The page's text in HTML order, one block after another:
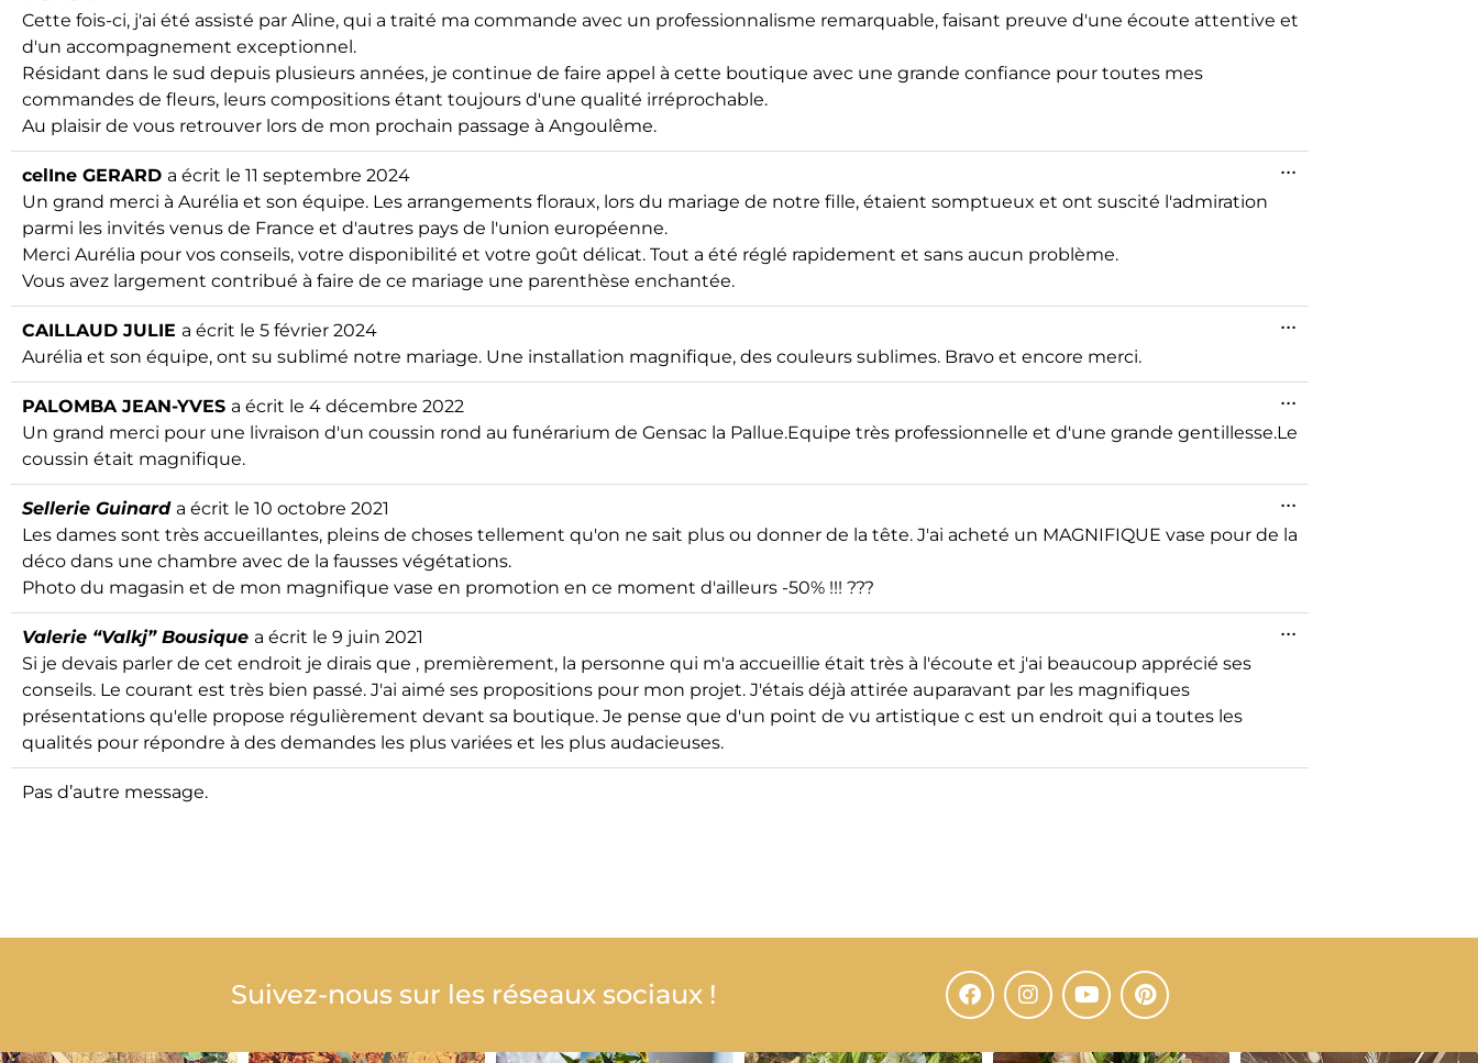
Cette fois-ci, j'ai été assisté par Aline, qui a traité ma commande avec un professionnalisme remarquable, faisant preuve d'une écoute attentive et
d'un accompagnement exceptionnel.
Résidant dans le sud depuis plusieurs années, je continue de faire appel à cette boutique avec une grande confiance pour toutes mes
commandes de fleurs, leurs compositions étant toujours d'une qualité irréprochable.
Au plaisir de vous retrouver lors de mon prochain passage à Angoulême.
celIne GERARD a écrit le 11 septembre 2024
Un grand merci à Aurélia et son équipe. Les arrangements floraux, lors du mariage de notre fille, étaient somptueux et ont suscité l'admiration
parmi les invités venus de France et d'autres pays de l'union européenne.
Merci Aurélia pour vos conseils, votre disponibilité et votre goût délicat. Tout a été réglé rapidement et sans aucun problème.
Vous avez largement contribué à faire de ce mariage une parenthèse enchantée.
...
CAILLAUD JULIE a écrit le 5 février 2024
Aurélia et son équipe, ont su sublimé notre mariage. Une installation magnifique, des couleurs sublimes. Bravo et encore merci.
...
PALOMBA JEAN-YVES a écrit le 4 décembre 2022
Un grand merci pour une livraison d'un coussin rond au funérarium de Gensac la Pallue.Equipe très professionnelle et d'une grande gentillesse.Le
coussin était magnifique.
...
Sellerie Guinard a écrit le 10 octobre 2021
Les dames sont très accueillantes, pleins de choses tellement qu'on ne sait plus ou donner de la tête. J'ai acheté un MAGNIFIQUE vase pour de la
déco dans une chambre avec de la fausses végétations.
Photo du magasin et de mon magnifique vase en promotion en ce moment d'ailleurs -50% !!! ???
...
Valerie “Valkj” Bousique a écrit le 9 juin 2021
Si je devais parler de cet endroit je dirais que , premièrement, la personne qui m'a accueillie était très à l'écoute et j'ai beaucoup apprécié ses
conseils. Le courant est très bien passé. J'ai aimé ses propositions pour mon projet. J'étais déjà attirée auparavant par les magnifiques
présentations qu'elle propose régulièrement devant sa boutique. Je pense que d'un point de vu artistique c est un endroit qui a toutes les
qualités pour répondre à des demandes les plus variées et les plus audacieuses.
...
Pas d’autre message.
Suivez-nous sur les réseaux sociaux !